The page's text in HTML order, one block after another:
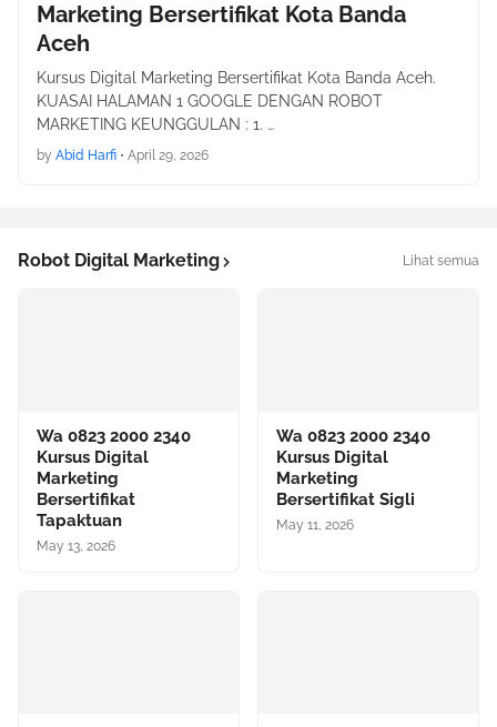
Marketing Bersertifikat Kota Banda
Aceh
Kursus Digital Marketing Bersertifikat Kota Banda Aceh.
KUASAI HALAMAN 1 GOOGLE DENGAN ROBOT
MARKETING KEUNGGULAN : 1. …
by Abid Harfi • April 29, 2026
Robot Digital Marketing Lihat semua
Wa 0823 2000 2340
Kursus Digital
Marketing
Bersertifikat
Tapaktuan
May 13, 2026
Wa 0823 2000 2340
Kursus Digital
Marketing
Bersertifikat Sigli
May 11, 2026